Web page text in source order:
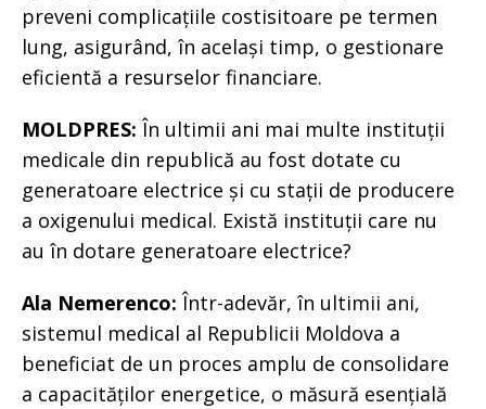
preveni complicațiile costisitoare pe termen
lung, asigurând, în același timp, o gestionare
eficientă a resurselor financiare.
MOLDPRES: În ultimii ani mai multe instituții
medicale din republică au fost dotate cu
generatoare electrice și cu stații de producere
a oxigenului medical. Există instituții care nu
au în dotare generatoare electrice?
Ala Nemerenco: Într-adevăr, în ultimii ani,
sistemul medical al Republicii Moldova a
beneficiat de un proces amplu de consolidare
a capacităților energetice, o măsură esențială